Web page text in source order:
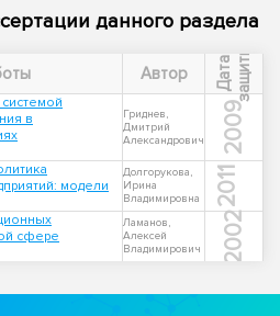
данного раздела
Автор Д
а
т
а
з
а
щ
и
т ы
в
Гриднев,
Дмитрий
Александрович
2009
модели
Долгорукова,
Ирина
Владимировна
2011
сфере
Ламанов,
Алексей
Владимирович
2002